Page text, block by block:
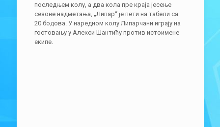
последњем колу, а два кола пре краја јесење
сезоне надметања, „Липар“ је пети на табели са
20 бодова. У наредном колу Липарчани играју на
гостовању у Алекси Шантићу против истоимене
екипе.